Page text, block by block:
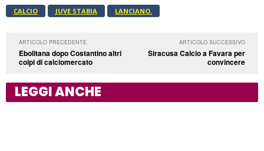
CALCIO JUVE STABIA LANCIANO.
ARTICOLO PRECEDENTE
Ebolitana dopo Costantino altri
colpi di calciomercato
ARTICOLO SUCCESSIVO
Siracusa Calcio a Favara per
convincere
LEGGI ANCHE